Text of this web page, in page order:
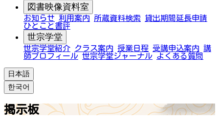
図書映像資料室
お知らせ 利用案内 所蔵資料検索
貸出期間延長申請
ひとこと書評
世宗学堂
世宗学堂紹介 クラス案内 授業日程 受講申込案内 講
師プロフィール 世宗学堂ジャーナル よくある質問
日本語
한국어
掲示板